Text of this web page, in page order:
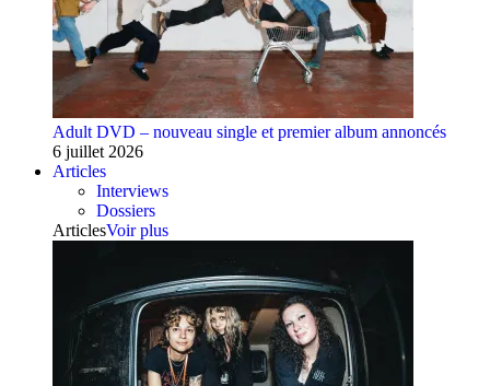
Adult DVD – nouveau single et premier album annoncés
6 juillet 2026
Articles
Interviews
Dossiers
ArticlesVoir plus